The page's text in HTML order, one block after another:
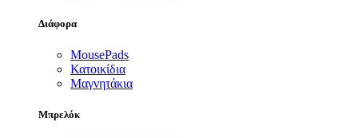
Διάφορα
MousePads
Κατοικίδια
Μαγνητάκια
Μπρελόκ